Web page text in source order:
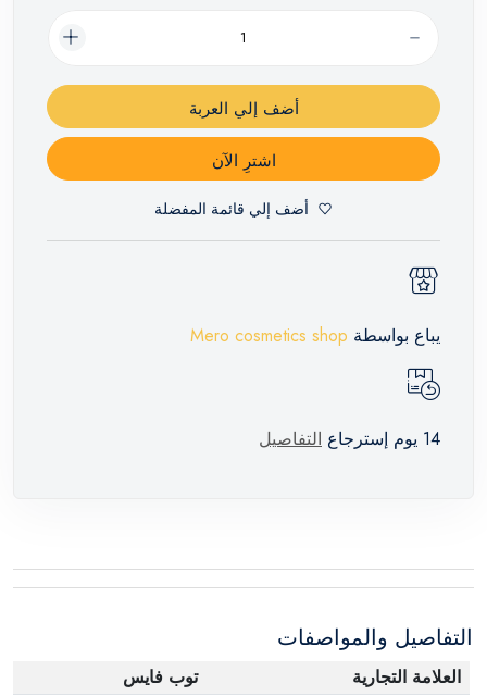
أضف إلي العربة
اشترِ الآن
أضف إلي قائمة المفضلة
يباع بواسطة Mero cosmetics shop
14 يوم إسترجاع التفاصيل
التفاصيل والمواصفات
العلامة التجارية
توب فايس